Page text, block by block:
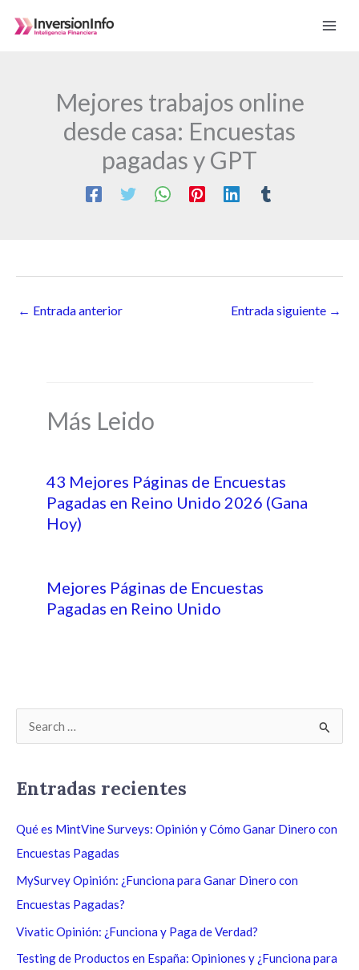
Mejores trabajos online
desde casa: Encuestas
pagadas y GPT
← Entrada anterior Entrada siguiente →
Más Leido
43 Mejores Páginas de Encuestas
Pagadas en Reino Unido 2026 (Gana
Hoy)
Mejores Páginas de Encuestas
Pagadas en Reino Unido
a
r
p
o
Entradas recientes
Qué es MintVine Surveys: Opinión y Cómo Ganar Dinero con
Encuestas Pagadas
MySurvey Opinión: ¿Funciona para Ganar Dinero con
Encuestas Pagadas?
Vivatic Opinión: ¿Funciona y Paga de Verdad?
Testing de Productos en España: Opiniones y ¿Funciona para